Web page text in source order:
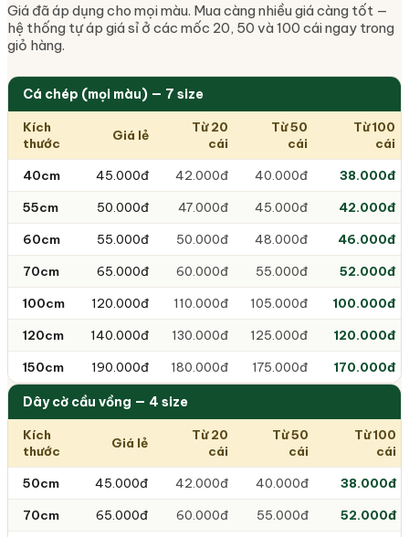
Giá đã áp dụng cho mọi màu. Mua càng nhiều giá càng tốt —
hệ thống tự áp giá sỉ ở các mốc 20, 50 và 100 cái ngay trong
giỏ hàng.
Cá chép (mọi màu) — 7 size
Kích
thước
Giá lẻ
Từ 20
cái
Từ 50
cái
Từ 100
cái
40cm
45.000đ 42.000đ 40.000đ
38.000đ
55cm
50.000đ 47.000đ 45.000đ
42.000đ
60cm
55.000đ 50.000đ 48.000đ
46.000đ
70cm
65.000đ 60.000đ 55.000đ
52.000đ
100cm
120.000đ 110.000đ 105.000đ
100.000đ
120cm
140.000đ 130.000đ 125.000đ
120.000đ
150cm
190.000đ 180.000đ 175.000đ 170.000đ
Dây cờ cầu vồng — 4 size
Kích
thước
Giá lẻ
Từ 20
cái
Từ 50
cái
Từ 100
cái
50cm
45.000đ 42.000đ 40.000đ
38.000đ
70cm
65.000đ 60.000đ 55.000đ
52.000đ